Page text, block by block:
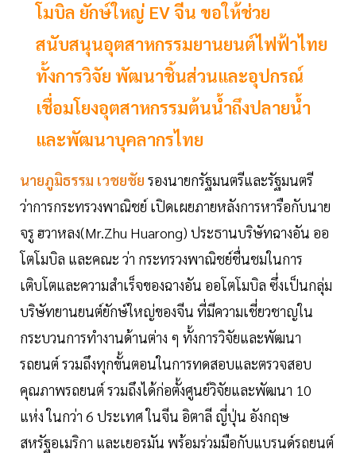
โมบิล ยักษ์ใหญ่ EV จีน ขอให้ช่วย
สนับสนุนอุตสาหกรรมยานยนต์ไฟฟ้าไทย
ทั้งการวิจัย พัฒนาชิ้นส่วนและอุปกรณ์
เชื่อมโยงอุตสาหกรรมต้นน้ำถึงปลายน้ำ
และพัฒนาบุคลากรไทย
นายภูมิธรรม เวชยชัย รองนายกรัฐมนตรีและรัฐมนตรี
ว่าการกระทรวงพาณิชย์ เปิดเผยภายหลังการหารือกับนาย
จรู ฮวาหลง(Mr.Zhu Huarong) ประธานบริษัทฉางอัน ออ
โตโมบิล และคณะ ว่า กระทรวงพาณิชย์ชื่นชมในการ
เติบโตและความสำเร็จของฉางอัน ออโตโมบิล ซึ่งเป็นกลุ่ม
บริษัทยานยนต์ยักษ์ใหญ่ของจีน ที่มีความเชี่ยวชาญใน
กระบวนการทำงานด้านต่าง ๆ ทั้งการวิจัยและพัฒนา
รถยนต์ รวมถึงทุกขั้นตอนในการทดสอบและตรวจสอบ
คุณภาพรถยนต์ รวมถึงได้ก่อตั้งศูนย์วิจัยและพัฒนา 10
แห่ง ในกว่า 6 ประเทศ ในจีน อิตาลี ญี่ปุ่น อังกฤษ
สหรัฐอเมริกา และเยอรมัน พร้อมร่วมมือกับแบรนด์รถยนต์